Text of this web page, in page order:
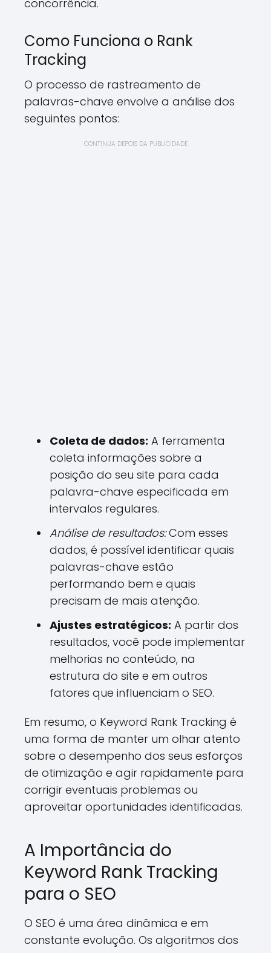
concorrência.
Como Funciona o Rank
Tracking
O processo de rastreamento de
palavras-chave envolve a análise dos
seguintes pontos:
CONTINUA DEPOIS DA PUBLICIDADE
Coleta de dados: A ferramenta
coleta informações sobre a
posição do seu site para cada
palavra-chave especificada em
intervalos regulares.
Análise de resultados:Com esses
dados, é possível identificar quais
palavras-chave estão
performando bem e quais
precisam de mais atenção.
Ajustes estratégicos: A partir dos
resultados, você pode implementar
melhorias no conteúdo, na
estrutura do site e em outros
fatores que influenciam o SEO.
Em resumo, o Keyword Rank Tracking é
uma forma de manter um olhar atento
sobre o desempenho dos seus esforços
de otimização e agir rapidamente para
corrigir eventuais problemas ou
aproveitar oportunidades identificadas.
A Importância do
Keyword Rank Tracking
para o SEO
O SEO é uma área dinâmica e em
constante evolução. Os algoritmos dos